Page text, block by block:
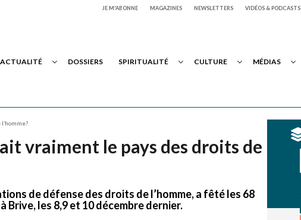
JE M'ABONNE MAGAZINES NEWSLETTERS VIDÉOS & PODCASTS
ACTUALITÉ DOSSIERS SPIRITUALITÉ CULTURE MÉDIAS
vraiment le pays des droits de
de défense des droits de l’homme, a fêté les 68
Brive, les 8,9 et 10 décembre dernier.